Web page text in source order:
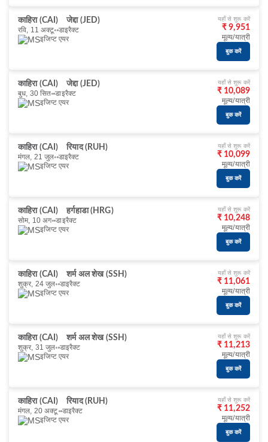
काहिरा (CAI)
जेद्दा (JED)
रवि, 11 अक्टू॰ डाइरैक्ट
इजिप्ट एयर
यहाँ से शुरू करें
₹ 9,951
मूल्य/यात्री
बुक करें
काहिरा (CAI)
जेद्दा (JED)
बुध, 30 सित॰ डाइरैक्ट
इजिप्ट एयर
यहाँ से शुरू करें
₹ 10,089
मूल्य/यात्री
बुक करें
काहिरा (CAI)
रियाद (RUH)
मंगल, 21 जुल॰ डाइरैक्ट
इजिप्ट एयर
यहाँ से शुरू करें
₹ 10,099
मूल्य/यात्री
बुक करें
काहिरा (CAI)
हर्गहाडा (HRG)
सोम, 10 अग॰ डाइरैक्ट
इजिप्ट एयर
यहाँ से शुरू करें
₹ 10,248
मूल्य/यात्री
बुक करें
काहिरा (CAI)
शर्म अल शेख (SSH)
शुक्र, 24 जुल॰ डाइरैक्ट
इजिप्ट एयर
यहाँ से शुरू करें
₹ 11,061
मूल्य/यात्री
बुक करें
काहिरा (CAI)
शर्म अल शेख (SSH)
शुक्र, 31 जुल॰ डाइरैक्ट
इजिप्ट एयर
यहाँ से शुरू करें
₹ 11,213
मूल्य/यात्री
बुक करें
काहिरा (CAI)
रियाद (RUH)
मंगल, 20 अक्टू॰ डाइरैक्ट
इजिप्ट एयर
यहाँ से शुरू करें
₹ 11,252
मूल्य/यात्री
बुक करें